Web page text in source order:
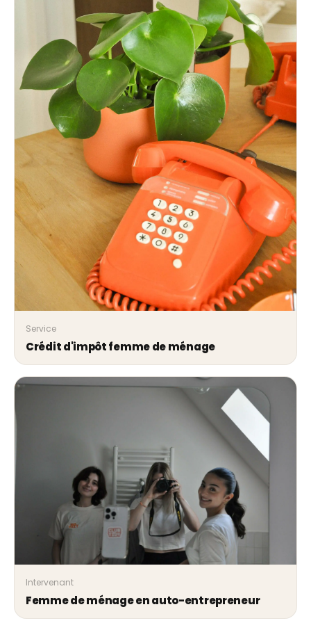
Service
Crédit d'impôt femme de ménage
Intervenant
Femme de ménage en auto-entrepreneur